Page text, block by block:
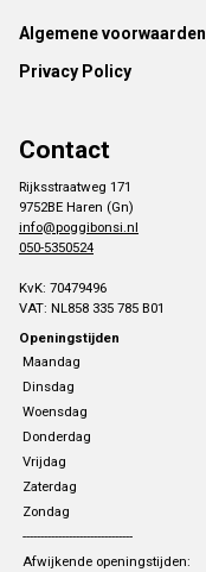
Footer
Algemene voorwaarden
Privacy Policy
Contact
Rijksstraatweg 171
9752BE Haren (Gn)
info@poggibonsi.nl
050-5350524
KvK: 70479496
VAT: NL858 335 785 B01
Openingstijden
Maandag
Dinsdag
Woensdag
Donderdag
Vrijdag
Zaterdag
Zondag
-------------------------------
Afwijkende openingstijden: